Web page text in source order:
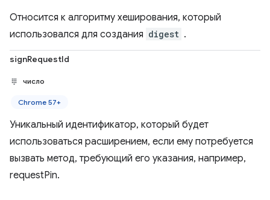
Относится к алгоритму хеширования, который
использовался для создания digest .
signRequestId
число
Chrome 57+
Уникальный идентификатор, который будет
использоваться расширением, если ему потребуется
вызвать метод, требующий его указания, например,
requestPin.